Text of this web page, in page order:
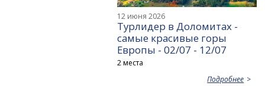
12 июня 2026
Турлидер в Доломитах -
самые красивые горы
Европы - 02/07 - 12/07
2 места
Подробнее